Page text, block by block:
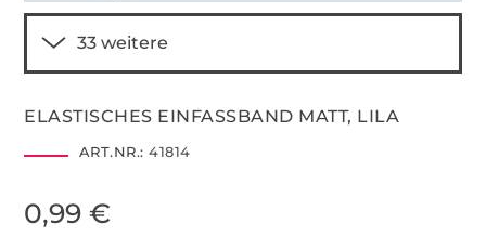
ELASTISCHES EINFASSBAND MATT, LILA
ART.NR.: 41814
0,99 €